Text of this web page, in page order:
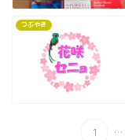
つぶやき
1 ...